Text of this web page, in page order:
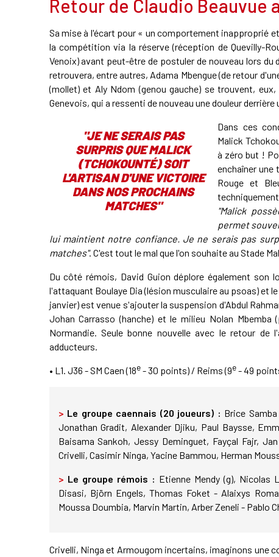
Retour de Claudio Beauvue
Sa mise à l'écart pour « un comportement inapproprié
la compétition via la réserve (réception de Quevilly-
Venoix) avant peut-être de postuler de nouveau lors du
retrouvera, entre autres, Adama Mbengue (de retour
(mollet) et Aly Ndom (genou gauche) se trouvent,
Genevois, qui a ressenti de nouveau une douleur derrière
"JE NE SERAIS PAS
SURPRIS QUE MALICK
(TCHOKOUNTÉ) SOIT
L'ARTISAN D'UNE VICTOIRE
DANS NOS PROCHAINS
MATCHES"
Dans ces
Malick
à zéro but !
enchaîner
Rouge et
"Malick
permet
lui maintient notre confiance. Je ne serais pas
matches". C'est tout le mal que l'on souhaite au Stade
Du côté rémois, David Guion déplore également
l'attaquant Boulaye Dia (lésion musculaire au psoas) et
janvier) est venue s'ajouter la suspension d'Abdul
Johan Carrasso (hanche) et le milieu Nolan
Normandie. Seule bonne nouvelle avec le retour de
adducteurs.
• L1. J36 - SM Caen (18e- 30 points) / Reims (9e- 49
> Le groupe caennais (20 joueurs) : Brice
Jonathan Gradit, Alexander Djiku, Paul Baysse,
Baisama Sankoh, Jessy Deminguet, Fayçal Fajr,
Crivelli, Casimir Ninga, Yacine Bammou, Herman
> Le groupe rémois : Etienne Mendy (g), Nicolas
Disasi, Björn Engels, Thomas Foket - Alaixys
Moussa Doumbia, Marvin Martin, Arber Zeneli - Pablo
Crivelli, Ninga et Armougom incertains, imaginons une